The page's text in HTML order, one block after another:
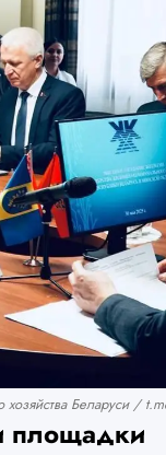
Беларуси /
площадки